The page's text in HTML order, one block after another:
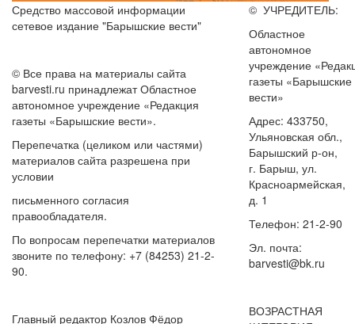
Средство массовой информации
сетевое издание "Барышские вести"
© Все права на материалы сайта
barvesti.ru принадлежат Областное
автономное учреждение «Редакция
газеты «Барышские вести».
Перепечатка (целиком или частями)
материалов сайта разрешена при
условии
письменного согласия
правообладателя.
По вопросам перепечатки материалов
звоните по телефону: +7 (84253) 21-2-
90.
Главный редактор Козлов Фёдор
© УЧРЕДИТЕЛЬ:
Областное
автономное
учреждение
газеты «Барышские
вести»
Адрес: 433750,
Ульяновская обл.,
Барышский р-он,
г. Барыш, ул.
Красноармейская,
д. 1
Телефон: 21-2-90
Эл. почта:
barvesti@bk.ru
ВОЗРАСТНАЯ